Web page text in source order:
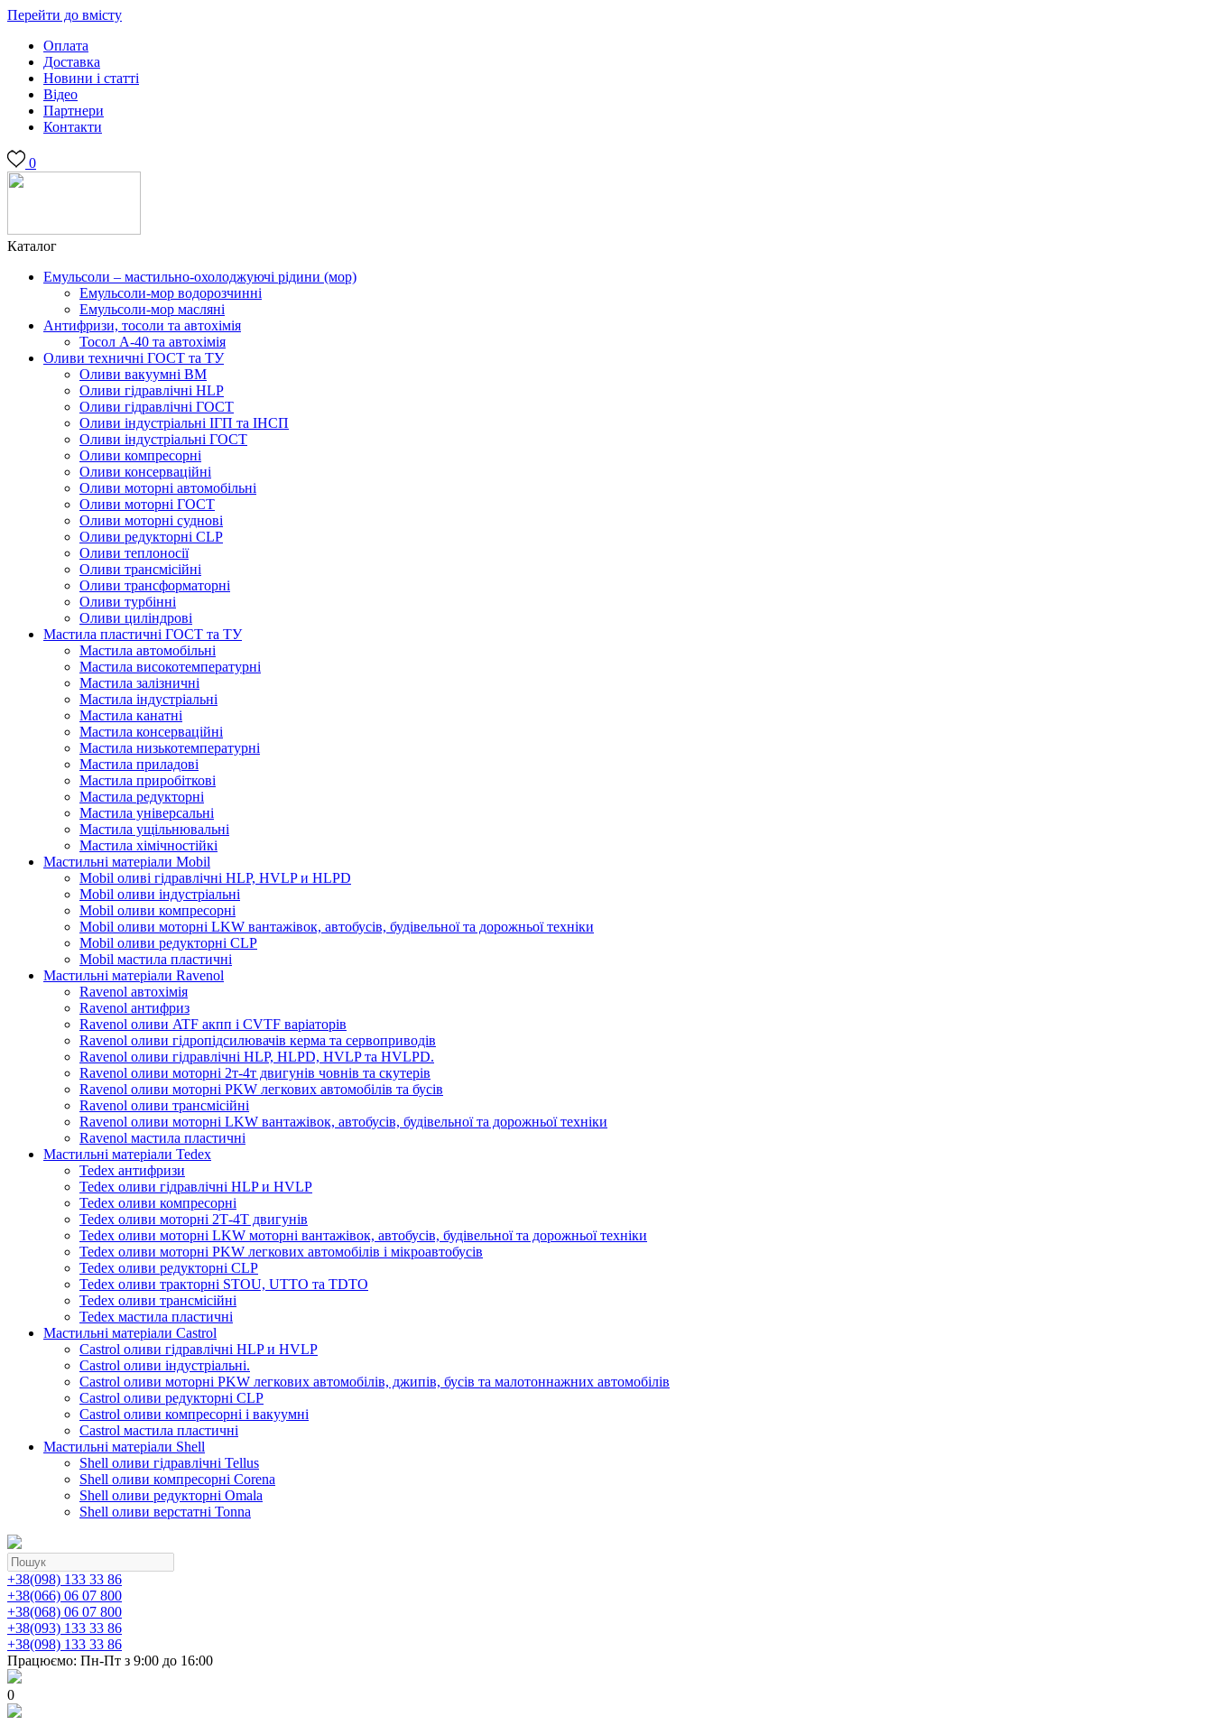
Перейти до вмісту
Оплата
Доставка
Новини і статті
Відео
Партнери
Контакти
0
Каталог
Емульсоли – мастильно-охолоджуючі рідини (мор)
Емульсоли-мор водорозчинні
Емульсоли-мор масляні
Антифризи, тосоли та автохімія
Тосол А-40 та автохімія
Оливи техничні ГОСТ та ТУ
Оливи вакуумні ВМ
Оливи гідравлічні HLP
Оливи гідравлічні ГОСТ
Оливи індустріальні ІГП та ІНСП
Оливи індустріальні ГОСТ
Оливи компресорні
Оливи консерваційні
Оливи моторні автомобільні
Оливи моторні ГОСТ
Оливи моторні суднові
Оливи редукторні CLP
Оливи теплоносії
Оливи трансмісійні
Оливи трансформаторні
Оливи турбінні
Оливи циліндрові
Мастила пластичні ГОСТ та ТУ
Мастила автомобільні
Мастила високотемпературні
Мастила залізничні
Мастила індустріальні
Мастила канатні
Мастила консерваційні
Мастила низькотемпературні
Мастила приладові
Мастила приробіткові
Мастила редукторні
Мастила універсальні
Мастила ущільнювальні
Мастила хімічностійкі
Мастильні матеріали Mobil
Mobil оливі гідравлічні HLP, HVLP и HLPD
Mobil оливи індустріальні
Mobil оливи компресорні
Mobil оливи моторні LKW вантажівок, автобусів, будівельної та дорожньої техніки
Mobil оливи редукторні CLP
Mobil мастила пластичні
Мастильні матеріали Ravenol
Ravenol автохімія
Ravenol антифриз
Ravenol оливи ATF акпп і CVTF варіаторів
Ravenol оливи гідропідсилювачів керма та сервоприводів
Ravenol оливи гідравлічні HLP, HLPD, HVLP та HVLPD.
Ravenol оливи моторні 2т-4т двигунів човнів та скутерів
Ravenol оливи моторні PKW легкових автомобілів та бусів
Ravenol оливи трансмісійні
Ravenol оливи моторні LKW вантажівок, автобусів, будівельної та дорожньої техніки
Ravenol мастила пластичні
Мастильні матеріали Tedex
Tedex антифризи
Tedex оливи гідравлічні HLP и HVLP
Tedex оливи компресорні
Tedex оливи моторні 2Т-4Т двигунів
Tedex оливи моторні LKW моторні вантажівок, автобусів, будівельної та дорожньої техніки
Tedex оливи моторні PKW легкових автомобілів і мікроавтобусів
Tedex оливи редукторні CLP
Tedex оливи тракторні STOU, UTTO та TDTO
Tedex оливи трансмісійні
Tedex мастила пластичні
Мастильні матеріали Castrol
Castrol оливи гідравлічні HLP и HVLP
Castrol оливи індустріальні.
Castrol оливи моторні PKW легкових автомобілів, джипів, бусів та малотоннажних автомобілів
Castrol оливи редукторні CLP
Castrol оливи компресорні і вакуумні
Castrol мастила пластичні
Мастильні матеріали Shell
Shell оливи гідравлічні Tellus
Shell оливи компресорні Corena
Shell оливи редукторні Omala
Shell оливи верстатні Tonna
+38(098) 133 33 86
+38(066) 06 07 800
+38(068) 06 07 800
+38(093) 133 33 86
+38(098) 133 33 86
Працюємо: Пн-Пт з 9:00 до 16:00
0